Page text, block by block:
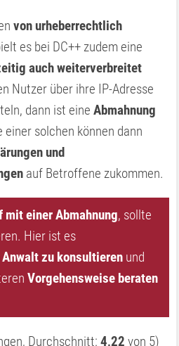
von urheberrechtlich
es bei DC++ zudem eine
auch weiterverbreitet
Nutzer über ihre IP-Adresse
dann ist eineAbmahnung
einer solchen können dann
und
auf Betroffene zukommen.
mit einer Abmahnung, sollte
Hier ist es
Anwalt zu konsultieren und
Vorgehensweise beraten
Durchschnitt:4,22 von 5)